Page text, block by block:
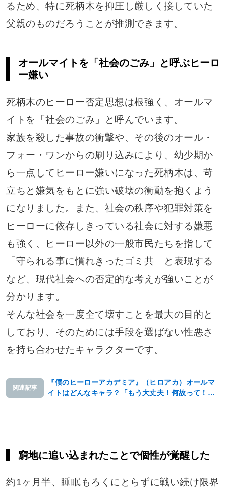
るため、特に死柄木を抑圧し厳しく接していた
父親のものだろうことが推測できます。
オールマイトを「社会のごみ」と呼ぶヒーロ
ー嫌い
死柄木のヒーロー否定思想は根強く、オールマ
イトを「社会のごみ」と呼んでいます。
家族を殺した事故の衝撃や、その後のオール・
フォー・ワンからの刷り込みにより、幼少期か
ら一点してヒーロー嫌いになった死柄木は、苛
立ちと嫌気をもとに強い破壊の衝動を抱くよう
になりました。また、社会の秩序や犯罪対策を
ヒーローに依存しきっている社会に対する嫌悪
も強く、ヒーロー以外の一般市民たちを指して
「守られる事に慣れきったゴミ共」と表現する
など、現代社会への否定的な考えが強いことが
分かります。
そんな社会を一度全て壊すことを最大の目的と
しており、そのためには手段を選ばない性悪さ
を持ち合わせたキャラクターです。
関連記事
『僕のヒーローアカデミア』（ヒロアカ）オールマ
イトはどんなキャラ？「もう大丈夫！何故って！？
窮地に追い込まれたことで個性が覚醒した
約1ヶ月半、睡眠もろくにとらずに戦い続け限界